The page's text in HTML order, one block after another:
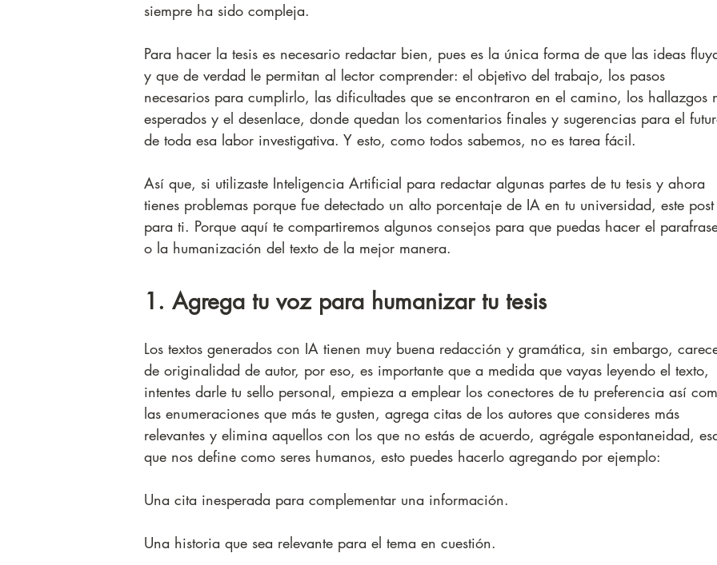
siempre ha sido compleja.
Para hacer la tesis es necesario redactar bien, pues es la única forma de que las ideas
y que de verdad le permitan al lector comprender: el objetivo del trabajo, los pasos
necesarios para cumplirlo, las dificultades que se encontraron en el camino, los hallazgos
esperados y el desenlace, donde quedan los comentarios finales y sugerencias para el
de toda esa labor investigativa. Y esto, como todos sabemos, no es tarea fácil.
Así que, si utilizaste Inteligencia Artificial para redactar algunas partes de tu tesis y ahora
tienes problemas porque fue detectado un alto porcentaje de IA en tu universidad, este post
para ti. Porque aquí te compartiremos algunos consejos para que puedas hacer el
o la humanización del texto de la mejor manera.
1. Agrega tu voz para humanizar tu tesis
Los textos generados con IA tienen muy buena redacción y gramática, sin embargo,
de originalidad de autor, por eso, es importante que a medida que vayas leyendo el texto,
intentes darle tu sello personal, empieza a emplear los conectores de tu preferencia así
las enumeraciones que más te gusten, agrega citas de los autores que consideres más
relevantes y elimina aquellos con los que no estás de acuerdo, agrégale espontaneidad,
que nos define como seres humanos, esto puedes hacerlo agregando por ejemplo:
Una cita inesperada para complementar una información.
Una historia que sea relevante para el tema en cuestión.